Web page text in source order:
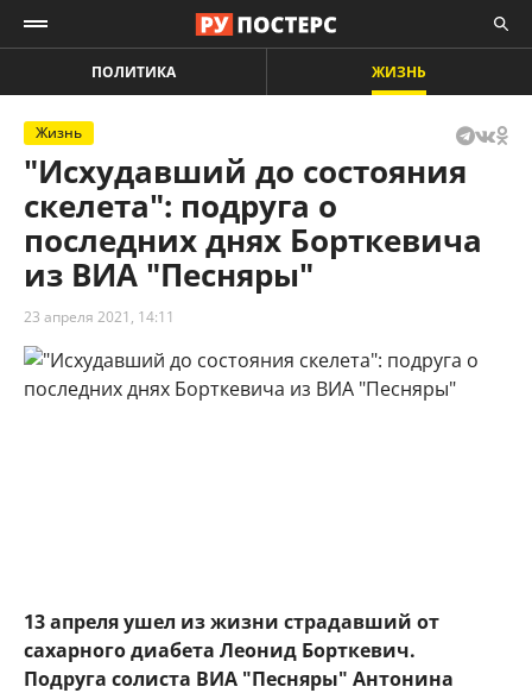
ПОЛИТИКА ЖИЗНЬ
Жизнь
"Исхудавший до состояния
скелета": подруга о
последних днях Борткевича
из ВИА "Песняры"
23 апреля 2021, 14:11
13 апреля ушел из жизни страдавший от
сахарного диабета Леонид Борткевич.
Подруга солиста ВИА "Песняры" Антонина